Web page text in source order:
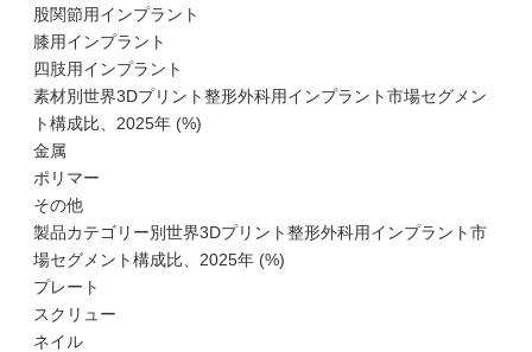
股関節用インプラント
膝用インプラント
四肢用インプラント
素材別世界3Dプリント整形外科用インプラント市場セグメン
ト構成比、2025年 (%)
金属
ポリマー
その他
製品カテゴリー別世界3Dプリント整形外科用インプラント市
場セグメント構成比、2025年 (%)
プレート
スクリュー
ネイル